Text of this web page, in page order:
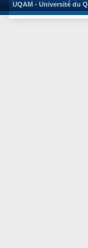
UQAM - Université du